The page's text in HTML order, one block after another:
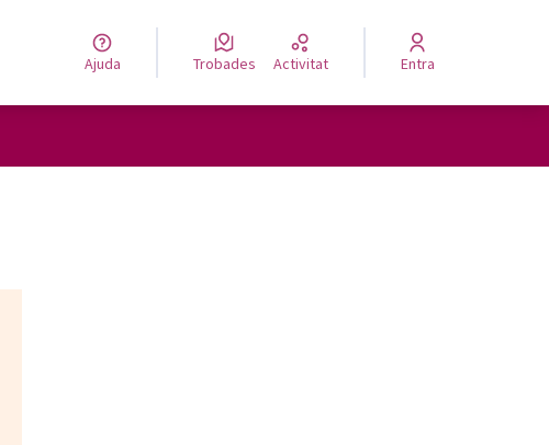
Ajuda Trobades Activitat Entra